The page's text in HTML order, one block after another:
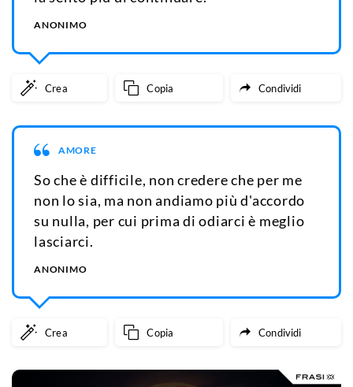
ANONIMO
Crea Copia Condividi
AMORE
So che è difficile, non credere che per me
non lo sia, ma non andiamo più d'accordo
su nulla, per cui prima di odiarci è meglio
lasciarci.
ANONIMO
Crea Copia Condividi